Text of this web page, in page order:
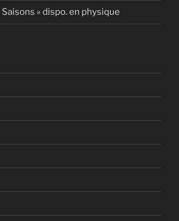
» dispo. en physique